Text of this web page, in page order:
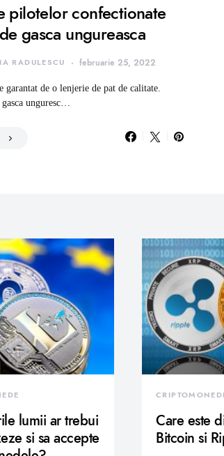
pilotelor confectionate
gasca ungureasca
RADULESCU februarie 25, 2022
garantat de o lenjerie de pat de calitate.
unguresc…
lumii ar trebui
si sa accepte
Care este
Bitcoin si